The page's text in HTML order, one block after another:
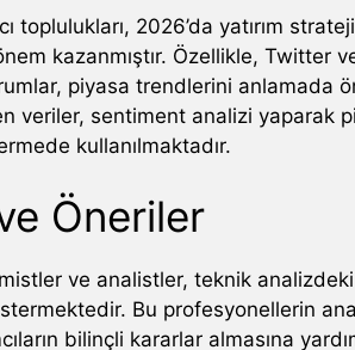
toplulukları, 2026’da yatırım
kazanmıştır. Özellikle, Twitter
piyasa trendlerini anlamada
sentiment analizi yaparak
kullanılmaktadır.
Öneriler
ve analistler, teknik
Bu profesyonellerin
bilinçli kararlar almasına